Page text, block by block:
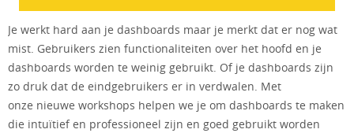
Je werkt hard aan je dashboards maar je merkt dat er nog wat
mist. Gebruikers zien functionaliteiten over het hoofd en je
dashboards worden te weinig gebruikt. Of je dashboards zijn
zo druk dat de eindgebruikers er in verdwalen. Met
onze nieuwe workshops helpen we je om dashboards te maken
die intuïtief en professioneel zijn en goed gebruikt worden